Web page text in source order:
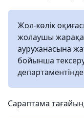
Жол-көлік
жолаушы
ауруханасына
бойынша тексеру
Сараптама